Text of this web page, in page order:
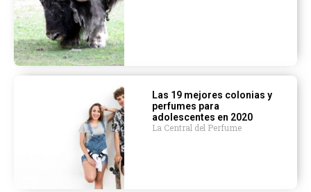
Las 19 mejores colonias y
perfumes para
adolescentes en 2020
La Central del Perfume